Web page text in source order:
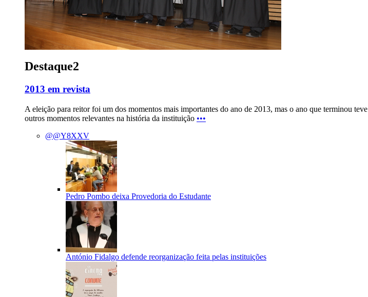
Destaque2
2013 em revista
A eleição para reitor foi um dos momentos mais importantes do ano de 2013, mas o ano que terminou teve
outros momentos relevantes na história da instituição •••
@@Y8XXV
Pedro Pombo deixa Provedoria do Estudante
António Fidalgo defende reorganização feita pelas instituições